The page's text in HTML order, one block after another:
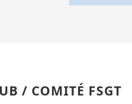
/ COMITÉ FSGT